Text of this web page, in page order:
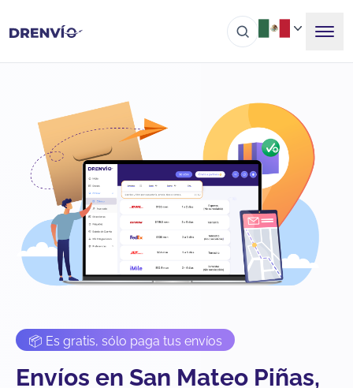
📦 Es gratis, sólo paga tus envíos
Envíos en San Mateo Piñas,